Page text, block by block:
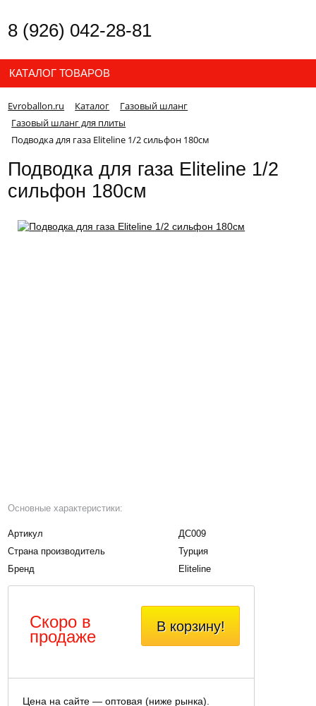
8 (926) 042-28-81
КАТАЛОГ ТОВАРОВ
Evroballon.ru Каталог
Газовый шланг
Газовый шланг для плиты
Подводка для газа Eliteline 1/2 сильфон 180см
Подводка для газа Eliteline 1/2
сильфон 180см
Основные характеристики:
Артикул
ДС009
Страна производитель
Турция
Бренд
Eliteline
В корзину!
Скоро в
продаже
Цена на сайте — оптовая (ниже рынка).